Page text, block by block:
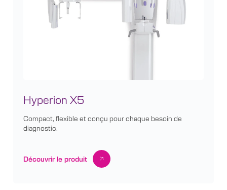
Hyperion X5
Compact, flexible et conçu pour chaque besoin de
diagnostic.
Découvrir le produit